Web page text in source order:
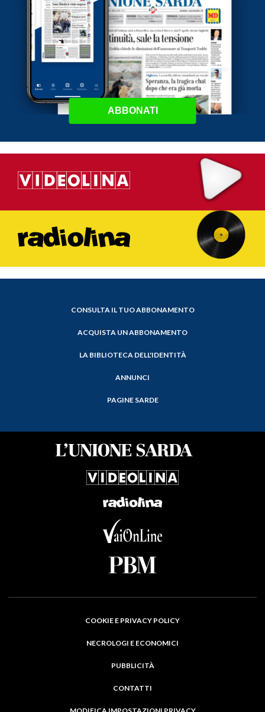
ABBONATI
CONSULTA IL TUO ABBONAMENTO
ACQUISTA UN ABBONAMENTO
LA BIBLIOTECA DELL'IDENTITÀ
ANNUNCI
PAGINE SARDE
COOKIE E PRIVACY POLICY
NECROLOGI E ECONOMICI
PUBBLICITÀ
CONTATTI
MODIFICA IMPOSTAZIONI PRIVACY